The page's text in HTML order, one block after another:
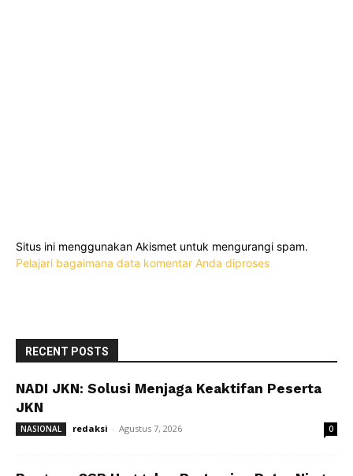
Situs ini menggunakan Akismet untuk mengurangi spam.
Pelajari bagaimana data komentar Anda diproses
RECENT POSTS
NADI JKN: Solusi Menjaga Keaktifan Peserta
JKN
NASIONAL redaksi - Agustus 7, 2026 0